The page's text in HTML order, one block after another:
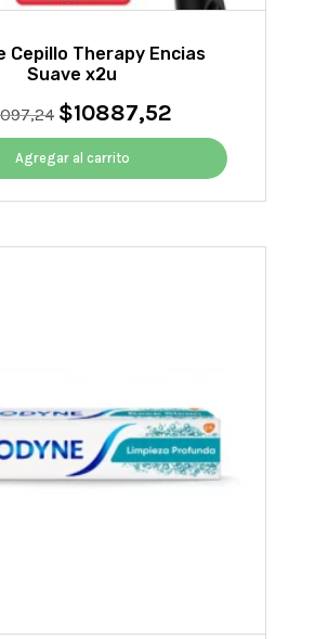
Cepillo Therapy Encias
Suave x2u
El
precio
original
era:
$12097,24.
$10887,52El
precio
es:
$10887,52.
Agregar al carrito